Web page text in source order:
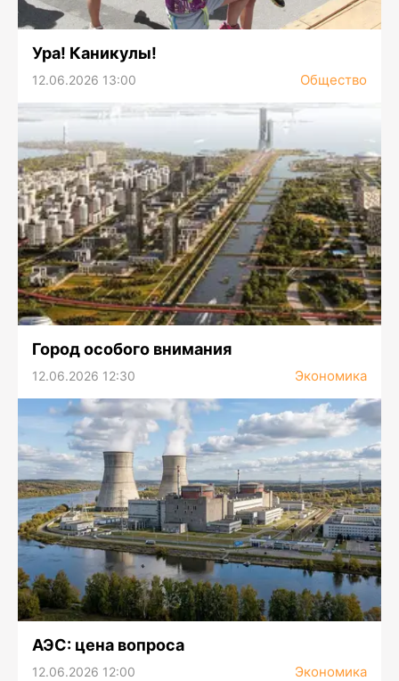
Ура! Каникулы!
12.06.2026 13:00 Общество
Город особого внимания
12.06.2026 12:30 Экономика
АЭС: цена вопроса
12.06.2026 12:00 Экономика